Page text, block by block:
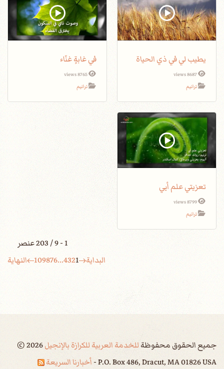
يطيب لي في ذي الحياة
8687 views
ترانيم
في غابةٍ غنّاء
8765 views
ترانيم
تعزيتي علم أبي
8799 views
ترانيم
1 - 9 / 203 عنصر
البداية
1
2
3
4
...
6
7
8
9
10 النهاية
جميع الحقوق محفوظةللخدمة العربية للكرازة بالإنجيل ©2026
P.O. Box 486, Dracut, MA 01826 USA - أخبارنا السريعة